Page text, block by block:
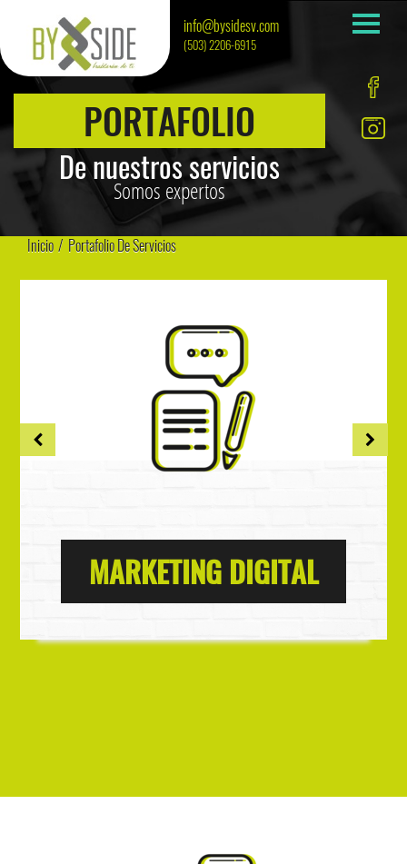
info@bysidesv.com
(503) 2206-6915
PORTAFOLIO
De nuestros servicios
Somos expertos
Inicio / Portafolio De Servicios
MARKETING DIGITAL